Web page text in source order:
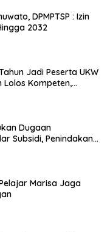
DPMPTSP : Izin
2032
Jadi Peserta UKW
Lolos Kompeten,
Dugaan
Subsidi, Penindakan
Marisa Jaga